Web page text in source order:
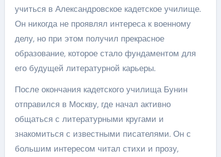
учиться в Александровское кадетское училище.
Он никогда не проявлял интереса к военному
делу, но при этом получил прекрасное
образование, которое стало фундаментом для
его будущей литературной карьеры.
После окончания кадетского училища Бунин
отправился в Москву, где начал активно
общаться с литературными кругами и
знакомиться с известными писателями. Он с
большим интересом читал стихи и прозу,